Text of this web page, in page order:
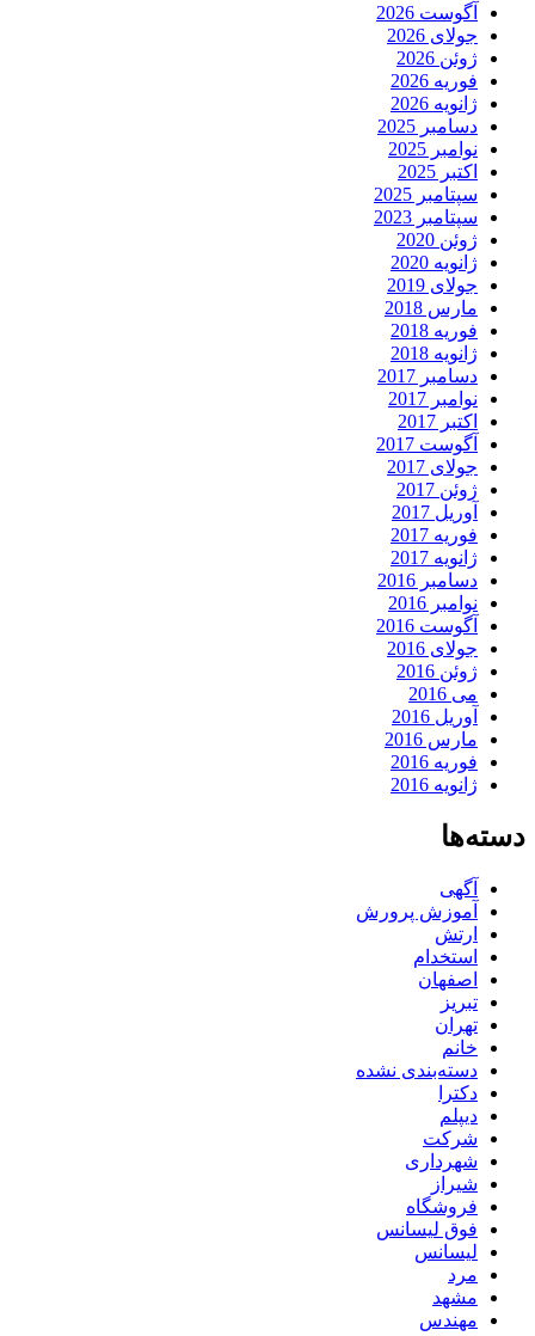
آگوست 2026
جولای 2026
ژوئن 2026
فوریه 2026
ژانویه 2026
دسامبر 2025
نوامبر 2025
اکتبر 2025
سپتامبر 2025
سپتامبر 2023
ژوئن 2020
ژانویه 2020
جولای 2019
مارس 2018
فوریه 2018
ژانویه 2018
دسامبر 2017
نوامبر 2017
اکتبر 2017
آگوست 2017
جولای 2017
ژوئن 2017
آوریل 2017
فوریه 2017
ژانویه 2017
دسامبر 2016
نوامبر 2016
آگوست 2016
جولای 2016
ژوئن 2016
می 2016
آوریل 2016
مارس 2016
فوریه 2016
ژانویه 2016
دسته‌ها
آگهی
آموزش پرورش
ارتش
استخدام
اصفهان
تبریز
تهران
خانم
دسته‌بندی نشده
دکترا
دیپلم
شرکت
شهرداری
شیراز
فروشگاه
فوق لیسانس
لیسانس
مرد
مشهد
مهندس